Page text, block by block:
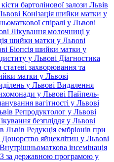
бартолінової залози Львів
Конізація шийки матки у
спіралі у Львові
Лікування молочниці у
шийки матки у Львові
Біопсія шийки матки у
у Львові Діагностика
статеві захворювання та
матки у Львові
у Львові Видалення
у Львові Пайпель-
вагітності у Львові
Репродуктолог у Львові
безпліддя у Львові
Львів Редукція ембріонів при
Донорство яйцеклітин у Львові
Внутрішньоматкова інсемінація
за державною програмою у